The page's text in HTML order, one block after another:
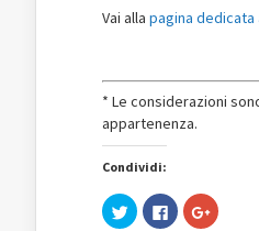
Vai alla pagina dedicata
* Le considerazioni
appartenenza.
Condividi:
Fai
clic
Fai
clic
Fai
clic